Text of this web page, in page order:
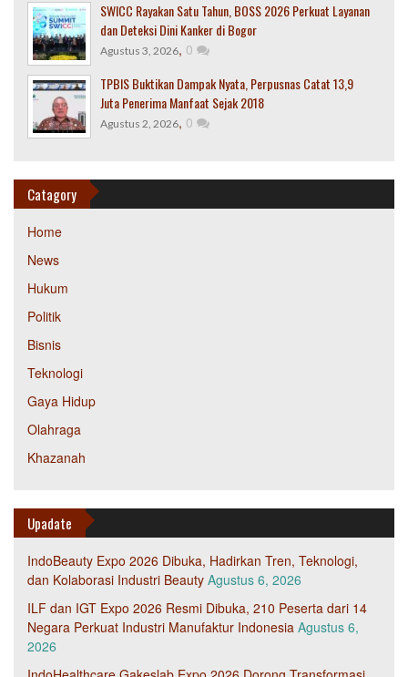
SWICC Rayakan Satu Tahun, BOSS 2026 Perkuat Layanan
dan Deteksi Dini Kanker di Bogor
Agustus 3, 2026, 0
TPBIS Buktikan Dampak Nyata, Perpusnas Catat 13,9
Juta Penerima Manfaat Sejak 2018
Agustus 2, 2026, 0
Catagory
Home
News
Hukum
Politik
Bisnis
Teknologi
Gaya Hidup
Olahraga
Khazanah
Upadate
IndoBeauty Expo 2026 Dibuka, Hadirkan Tren, Teknologi,
dan Kolaborasi Industri Beauty Agustus 6, 2026
ILF dan IGT Expo 2026 Resmi Dibuka, 210 Peserta dari 14
Negara Perkuat Industri Manufaktur Indonesia Agustus 6,
2026